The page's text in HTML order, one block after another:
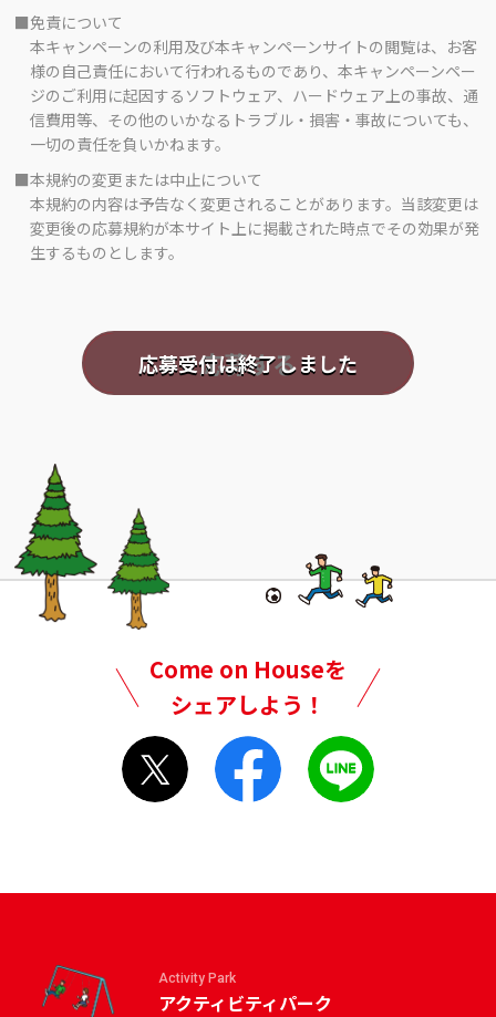
■免責について
本キャンペーンの利用及び本キャンペーンサイトの閲覧は、お客
様の自己責任において行われるものであり、本キャンペーンペー
ジのご利用に起因するソフトウェア、ハードウェア上の事故、通
信費用等、その他のいかなるトラブル・損害・事故についても、
一切の責任を負いかねます。
■本規約の変更または中止について
本規約の内容は予告なく変更されることがあります。当該変更は
変更後の応募規約が本サイト上に掲載された時点でその効果が発
生するものとします。
応募する
Come on Houseを
シェアしよう！
Activity Park
アクティビティパーク